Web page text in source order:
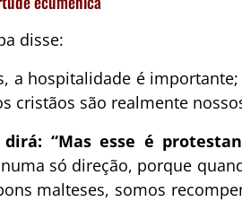
disse:
a hospitalidade é
cristãos são realmente
dirá: “Mas esse é
só direção, porque
malteses, somos